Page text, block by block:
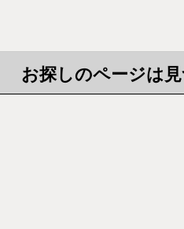
お探しのページは